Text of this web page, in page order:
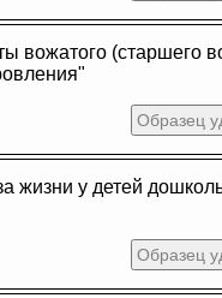
вожатого (старшего
Образец
жизни у детей
Образец